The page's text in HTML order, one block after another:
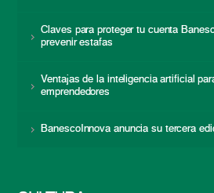
Claves para proteger tu cuenta
prevenir estafas
Ventajas de la inteligencia artificial
emprendedores
BanescoInnova anuncia su tercera